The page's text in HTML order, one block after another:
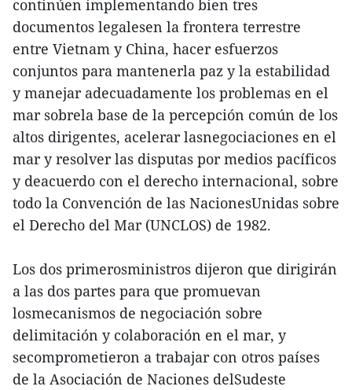
continúen implementando bien tres
documentos legalesen la frontera terrestre
entre Vietnam y China, hacer esfuerzos
conjuntos para mantenerla paz y la estabilidad
y manejar adecuadamente los problemas en el
mar sobrela base de la percepción común de los
altos dirigentes, acelerar lasnegociaciones en el
mar y resolver las disputas por medios pacíficos
y deacuerdo con el derecho internacional, sobre
todo la Convención de las NacionesUnidas sobre
el Derecho del Mar (UNCLOS) de 1982.
Los dos primerosministros dijeron que dirigirán
a las dos partes para que promuevan
losmecanismos de negociación sobre
delimitación y colaboración en el mar, y
secomprometieron a trabajar con otros países
de la Asociación de Naciones delSudeste